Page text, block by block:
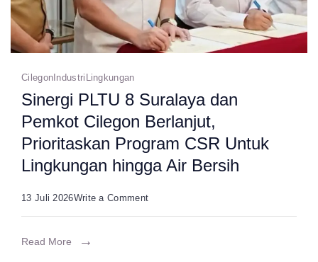
Cilegon Industri Lingkungan
Sinergi PLTU 8 Suralaya dan
Pemkot Cilegon Berlanjut,
Prioritaskan Program CSR Untuk
Lingkungan hingga Air Bersih
13 Juli 2026Write a Commenton
Sinergi
Read More